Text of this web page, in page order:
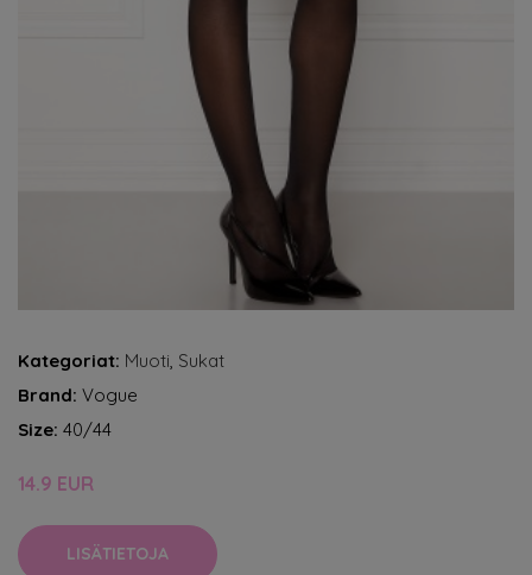
Kategoriat: Muoti, Sukat
Brand: Vogue
Size: 40/44
14.9 EUR
LISÄTIETOJA